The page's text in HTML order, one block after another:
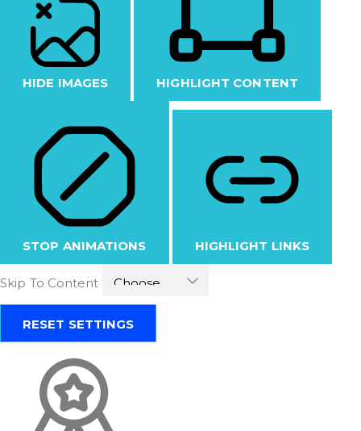
HIDE IMAGES HIGHLIGHT CONTENT
STOP ANIMATIONS HIGHLIGHT LINKS
Skip To Content
RESET SETTINGS